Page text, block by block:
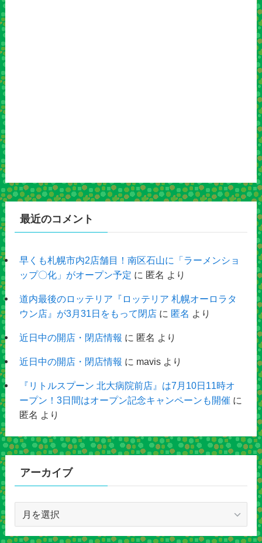
最近のコメント
早くも札幌市内2店舗目！南区石山に「ラーメンショ
ップ〇化」がオープン予定 に 匿名 より
道内最後のロッテリア『ロッテリア 札幌オーロラタ
ウン店』が3月31日をもって閉店に 匿名 より
近日中の開店・閉店情報 に 匿名 より
近日中の開店・閉店情報 に mavisより
『リトルスプーン 北大病院前店』は7月10日11時オ
ープン！3日間はオープン記念キャンペーンも開催 に
匿名 より
アーカイブ
カ